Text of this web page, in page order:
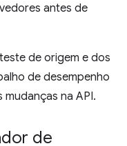
antes de
de origem e dos
de desempenho
mudanças na API.
de